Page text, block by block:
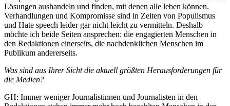
Lösungen aushandeln und finden, mit denen alle leben können.
Verhandlungen und Kompromisse sind in Zeiten von Populismus
und Hate speech leider gar nicht leicht zu vermitteln. Deshalb
möchte ich beide Seiten ansprechen: die engagierten Menschen in
den Redaktionen einerseits, die nachdenklichen Menschen im
Publikum andererseits.
Was sind aus Ihrer Sicht die aktuell größten Herausforderungen für
die Medien?
GH: Immer weniger Journalistinnen und Journalisten in den